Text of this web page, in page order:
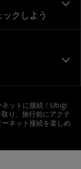
クしよう
ットに接続！Ubigi
り、旅行前にアクテ
ネット接続を楽しめ